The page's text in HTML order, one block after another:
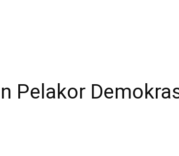
Pelakor